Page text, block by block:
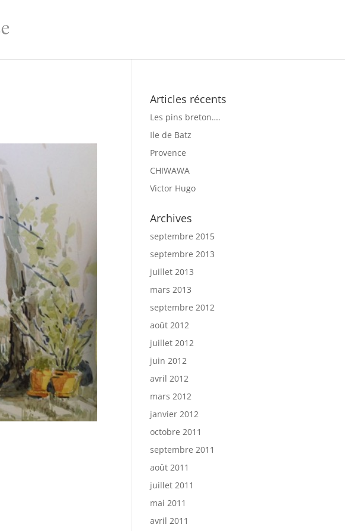
Articles récents
Les pins breton….
Ile de Batz
Provence
CHIWAWA
Victor Hugo
Archives
septembre 2015
septembre 2013
juillet 2013
mars 2013
septembre 2012
août 2012
juillet 2012
juin 2012
avril 2012
mars 2012
janvier 2012
octobre 2011
septembre 2011
août 2011
juillet 2011
mai 2011
avril 2011